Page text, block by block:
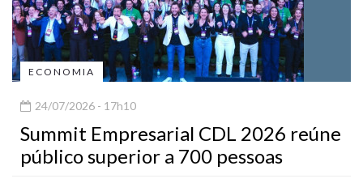
ECONOMIA
24/07/2026 - 17h10
Summit Empresarial CDL 2026 reúne
público superior a 700 pessoas